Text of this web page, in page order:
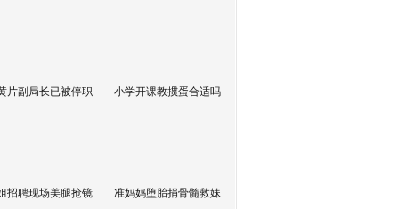
片副局长已被停职 小学开课教掼蛋合适吗
招聘现场美腿抢镜 准妈妈堕胎捐骨髓救妹